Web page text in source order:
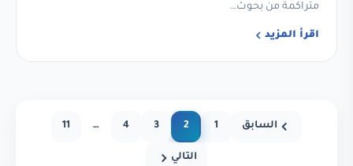
متراكمة من بحوث…
اقرأ المزيد
السابق 1
2
3
4
…
11
التالي